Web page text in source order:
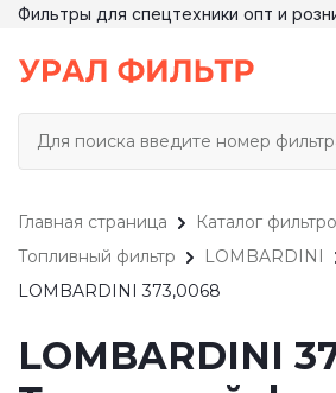
Фильтры для спецтехники опт и
Главная страница
Каталог
Топливный фильтр
LOMBARDINI
LOMBARDINI 373,0068
LOMBARDINI